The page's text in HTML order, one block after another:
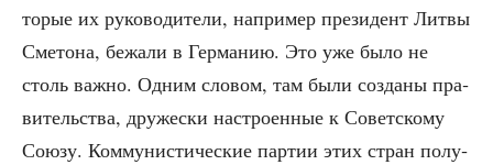
то­рые их руко­во­ди­те­ли, напри­мер пре­зи­дент Лит­вы
Сме­то­на, бежа­ли в Гер­ма­нию. Это уже было не
столь важ­но. Одним сло­вом, там были созда­ны пра­
ви­тель­ства, дру­же­ски настро­ен­ные к Совет­ско­му
Сою­зу. Ком­му­ни­сти­че­ские пар­тии этих стран полу­